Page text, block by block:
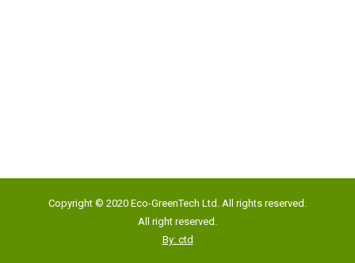
傳真:(852) 2191 4012
電郵:info@eco-gtech.com
Copyright © 2020 Eco-GreenTech Ltd. All rights reserved.
All right reserved.
By: ctd